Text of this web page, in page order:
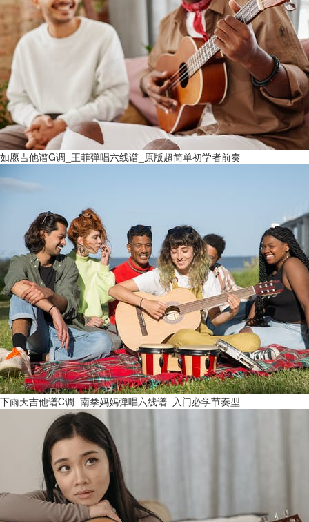
如愿吉他谱G调_王菲弹唱六线谱_原版超简单初学者前奏
下雨天吉他谱C调_南拳妈妈弹唱六线谱_入门必学节奏型